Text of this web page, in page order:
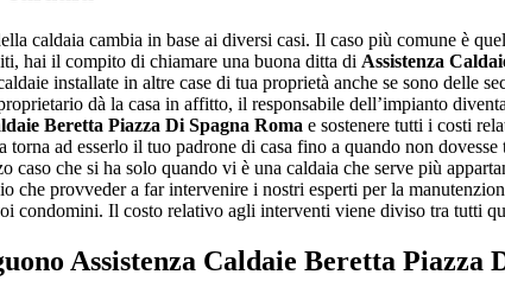
caldaia cambia in base ai diversi casi. Il caso più comune è
hai il compito di chiamare una buona ditta di Assistenza
installate in altre case di tua proprietà anche se sono delle
dà la casa in affitto, il responsabile dell’impianto
Beretta Piazza Di Spagna Roma e sostenere tutti i costi
torna ad esserlo il tuo padrone di casa fino a quando non
caso che si ha solo quando vi è una caldaia che serve più
che provveder a far intervenire i nostri esperti per la
condomini. Il costo relativo agli interventi viene diviso tra tutti
Assistenza Caldaie Beretta Piazza